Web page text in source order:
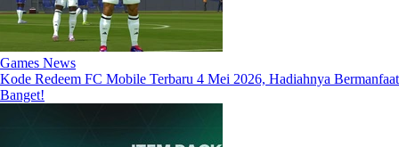
Games News
Kode Redeem FC Mobile Terbaru 4 Mei 2026, Hadiahnya Bermanfaat
Banget!